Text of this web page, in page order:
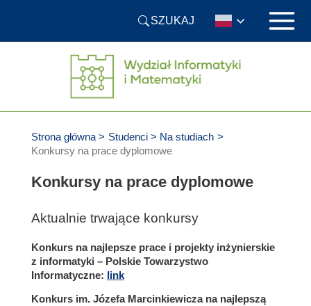
SZUKAJ
Strona główna Studenci
Na studiach
Konkursy na prace dyplomowe
Konkursy na prace dyplomowe
Aktualnie trwające konkursy
Konkurs na najlepsze prace i projekty inżynierskie
z informatyki – Polskie Towarzystwo
Informatyczne:
link
Konkurs im. Józefa Marcinkiewicza na najlepszą